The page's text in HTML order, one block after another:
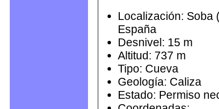
Localización: Soba
España
Desnivel: 15 m
Altitud: 737 m
Tipo: Cueva
Geología: Caliza
Estado: Permiso